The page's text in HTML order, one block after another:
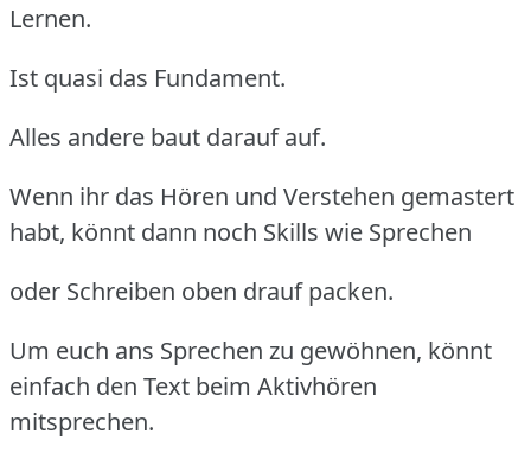
Lernen.
Ist quasi das Fundament.
Alles andere baut darauf auf.
Wenn ihr das Hören und Verstehen gemastert
habt, könnt dann noch Skills wie Sprechen
oder Schreiben oben drauf packen.
Um euch ans Sprechen zu gewöhnen, könnt
einfach den Text beim Aktivhören
mitsprechen.